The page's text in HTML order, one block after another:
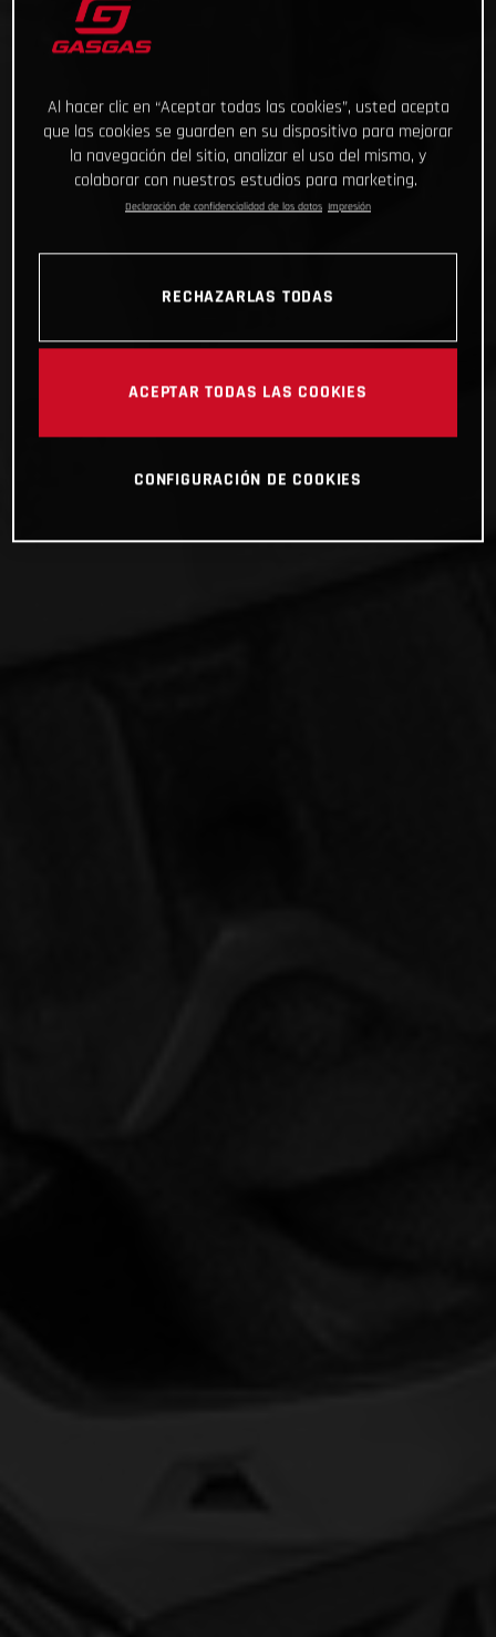
Al hacer clic en “Aceptar todas las cookies”, usted acepta
que las cookies se guarden en su dispositivo para mejorar
la navegación del sitio, analizar el uso del mismo, y
colaborar con nuestros estudios para marketing.
Declaración de confidencialidad de los datos Impresión
RECHAZARLAS TODAS
ACEPTAR TODAS LAS COOKIES
CONFIGURACIÓN DE COOKIES